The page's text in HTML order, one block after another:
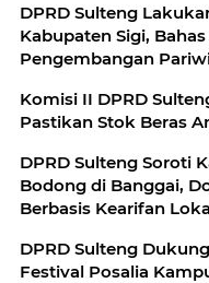
DPRD Sulteng
Kabupaten Sigi,
Pengembangan
Komisi II DPRD
Pastikan Stok Beras
DPRD Sulteng Soroti
Bodong di Banggai,
Berbasis Kearifan
DPRD Sulteng
Festival Posalia